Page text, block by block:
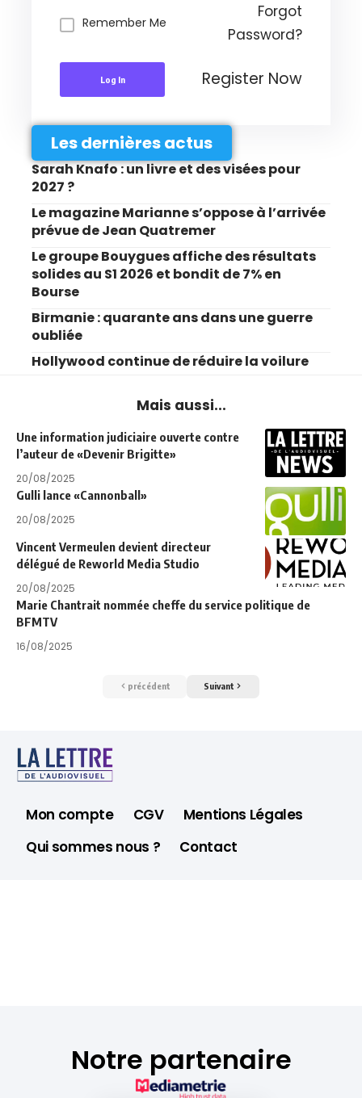
Remember Me
Forgot
Password?
Log In Register Now
Les dernières actus
Sarah Knafo : un livre et des visées pour
2027 ?
Le magazine Marianne s’oppose à l’arrivée
prévue de Jean Quatremer
Le groupe Bouygues affiche des résultats
solides au S1 2026 et bondit de 7% en
Bourse
Birmanie : quarante ans dans une guerre
oubliée
Hollywood continue de réduire la voilure
Mais aussi...
Une information judiciaire ouverte contre
l’auteur de «Devenir Brigitte»
20/08/2025
Gulli lance «Cannonball»
20/08/2025
Vincent Vermeulen devient directeur
délégué de Reworld Media Studio
20/08/2025
Marie Chantrait nommée cheffe du service politique de
BFMTV
16/08/2025
précédent Suivant
Mon compte CGV
Mentions Légales
Qui sommes nous ?
Contact
Notre partenaire